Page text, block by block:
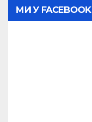
МИ У FACEBOOK